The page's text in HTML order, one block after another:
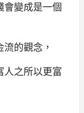
會變成是一個
的觀念，
人之所以更富